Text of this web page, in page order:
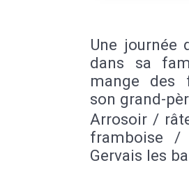
Une journée
dans sa
mange des
son grand-
Arrosoir /
framboise
Gervais les